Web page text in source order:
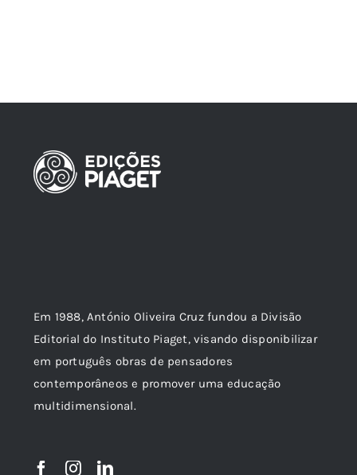
Em 1988, António Oliveira Cruz fundou a Divisão
Editorial do Instituto Piaget, visando disponibilizar
em português obras de pensadores
contemporâneos e promover uma educação
multidimensional.